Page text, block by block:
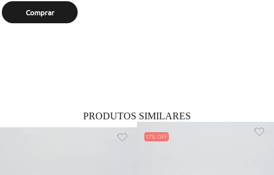
Comprar
PRODUTOS SIMILARES
17%